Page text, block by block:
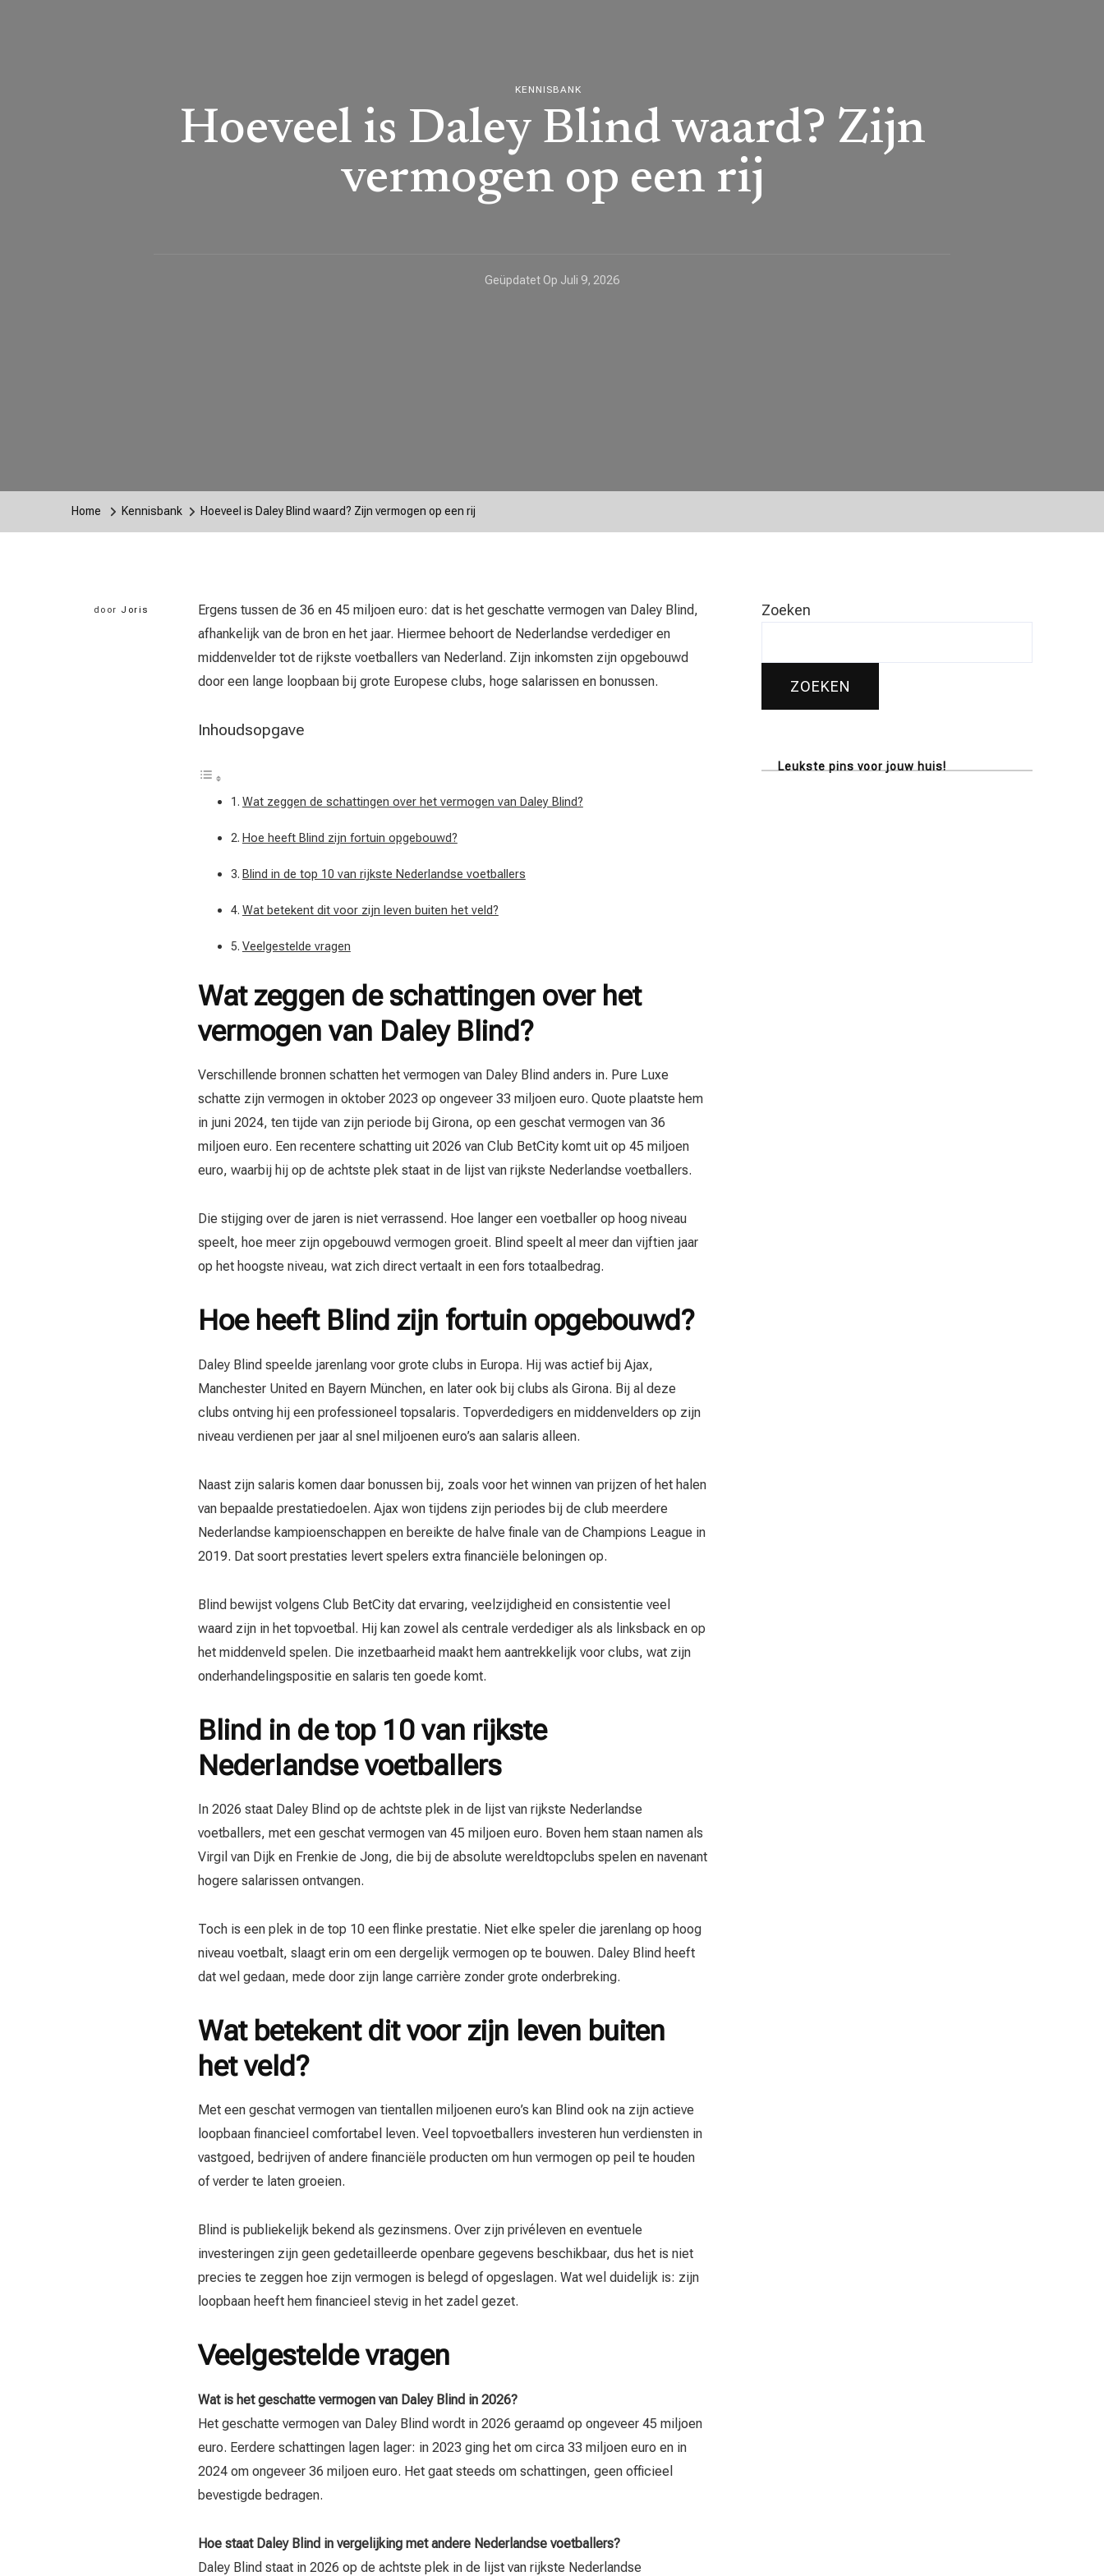
KENNISBANK
Hoeveel is Daley Blind waard? Zijn
vermogen op een rij
Geüpdatet Op Juli 9, 2026
Home Kennisbank Hoeveel is Daley Blind waard? Zijn vermogen op een rij
door Joris
Ergens tussen de 36 en 45 miljoen euro: dat is het geschatte vermogen van Daley Blind,
afhankelijk van de bron en het jaar. Hiermee behoort de Nederlandse verdediger en
middenvelder tot de rijkste voetballers van Nederland. Zijn inkomsten zijn opgebouwd
door een lange loopbaan bij grote Europese clubs, hoge salarissen en bonussen.
Inhoudsopgave
Wat zeggen de schattingen over het vermogen van Daley Blind?
Hoe heeft Blind zijn fortuin opgebouwd?
Blind in de top 10 van rijkste Nederlandse voetballers
Wat betekent dit voor zijn leven buiten het veld?
Veelgestelde vragen
Wat zeggen de schattingen over het
vermogen van Daley Blind?
Verschillende bronnen schatten het vermogen van Daley Blind anders in. Pure Luxe
schatte zijn vermogen in oktober 2023 op ongeveer 33 miljoen euro. Quote plaatste hem
in juni 2024, ten tijde van zijn periode bij Girona, op een geschat vermogen van 36
miljoen euro. Een recentere schatting uit 2026 van Club BetCity komt uit op 45 miljoen
euro, waarbij hij op de achtste plek staat in de lijst van rijkste Nederlandse voetballers.
Die stijging over de jaren is niet verrassend. Hoe langer een voetballer op hoog niveau
speelt, hoe meer zijn opgebouwd vermogen groeit. Blind speelt al meer dan vijftien jaar
op het hoogste niveau, wat zich direct vertaalt in een fors totaalbedrag.
Hoe heeft Blind zijn fortuin opgebouwd?
Daley Blind speelde jarenlang voor grote clubs in Europa. Hij was actief bij Ajax,
Manchester United en Bayern München, en later ook bij clubs als Girona. Bij al deze
clubs ontving hij een professioneel topsalaris. Topverdedigers en middenvelders op zijn
niveau verdienen per jaar al snel miljoenen euro’s aan salaris alleen.
Naast zijn salaris komen daar bonussen bij, zoals voor het winnen van prijzen of het halen
van bepaalde prestatiedoelen. Ajax won tijdens zijn periodes bij de club meerdere
Nederlandse kampioenschappen en bereikte de halve finale van de Champions League in
2019. Dat soort prestaties levert spelers extra financiële beloningen op.
Blind bewijst volgens Club BetCity dat ervaring, veelzijdigheid en consistentie veel
waard zijn in het topvoetbal. Hij kan zowel als centrale verdediger als als linksback en op
het middenveld spelen. Die inzetbaarheid maakt hem aantrekkelijk voor clubs, wat zijn
onderhandelingspositie en salaris ten goede komt.
Blind in de top 10 van rijkste
Nederlandse voetballers
In 2026 staat Daley Blind op de achtste plek in de lijst van rijkste Nederlandse
voetballers, met een geschat vermogen van 45 miljoen euro. Boven hem staan namen als
Virgil van Dijk en Frenkie de Jong, die bij de absolute wereldtopclubs spelen en navenant
hogere salarissen ontvangen.
Toch is een plek in de top 10 een flinke prestatie. Niet elke speler die jarenlang op hoog
niveau voetbalt, slaagt erin om een dergelijk vermogen op te bouwen. Daley Blind heeft
dat wel gedaan, mede door zijn lange carrière zonder grote onderbreking.
Wat betekent dit voor zijn leven buiten
het veld?
Met een geschat vermogen van tientallen miljoenen euro’s kan Blind ook na zijn actieve
loopbaan financieel comfortabel leven. Veel topvoetballers investeren hun verdiensten in
vastgoed, bedrijven of andere financiële producten om hun vermogen op peil te houden
of verder te laten groeien.
Blind is publiekelijk bekend als gezinsmens. Over zijn privéleven en eventuele
investeringen zijn geen gedetailleerde openbare gegevens beschikbaar, dus het is niet
precies te zeggen hoe zijn vermogen is belegd of opgeslagen. Wat wel duidelijk is: zijn
loopbaan heeft hem financieel stevig in het zadel gezet.
Veelgestelde vragen
Wat is het geschatte vermogen van Daley Blind in 2026?
Het geschatte vermogen van Daley Blind wordt in 2026 geraamd op ongeveer 45 miljoen
euro. Eerdere schattingen lagen lager: in 2023 ging het om circa 33 miljoen euro en in
2024 om ongeveer 36 miljoen euro. Het gaat steeds om schattingen, geen officieel
bevestigde bedragen.
Hoe staat Daley Blind in vergelijking met andere Nederlandse voetballers?
Daley Blind staat in 2026 op de achtste plek in de lijst van rijkste Nederlandse
Zoeken
ZOEKEN
Leukste pins voor jouw huis!